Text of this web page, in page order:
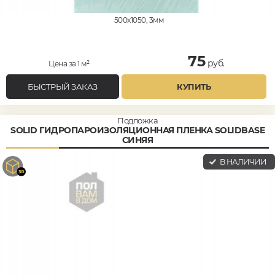
500x1050, 3мм
Цена за 1 м² 75руб.
БЫСТРЫЙ ЗАКАЗ КУПИТЬ
Подложка
SOLID ГИДРОПАРОИЗОЛЯЦИОННАЯ ПЛЕНКА SOLIDBASE
СИНЯЯ
В НАЛИЧИИ